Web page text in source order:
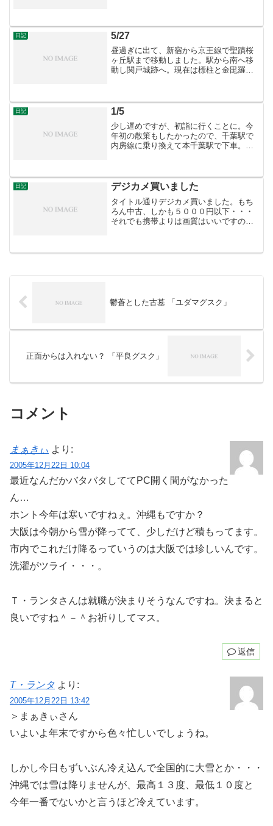
日記 5/27
昼過ぎに出て、新宿から京王線で聖蹟桜
ヶ丘駅まで移動しました。駅から南へ移
動し関戸城跡へ。現在は標柱と金毘羅宮
写真は金毘羅宮の南にあ...
日記 1/5
少し遅めですが、初詣に行くことに。今
年初の散策もしたかったので、千葉駅で
内房線に乗り換えて本千葉駅で下車。亥
が・・・その後は北へ1ｋｍほど歩いて千
葉神社で初詣してきました。
日記 デジカメ買いました
タイトル通りデジカメ買いました。もち
ろん中古、しかも５０００円以下・・・
それでも携帯よりは画質はいいですの
鬱蒼とした古墓 「ユダマグスク」
正面からは入れない？ 「平良グスク」
コメント
まぁきぃ より:
2005年12月22日 10:04
最近なんだかバタバタしててPC開く間がなかった
ん…
ホント今年は寒いですねぇ。沖縄もですか？
大阪は今朝から雪が降ってて、少しだけど積もってます。
市内でこれだけ降るっていうのは大阪では珍しいんです。
洗濯がツライ・・・。
Ｔ・ランタさんは就職が決まりそうなんですね。決まると
良いですね＾－＾お祈りしてマス。
返信
T・ランタ より:
2005年12月22日 13:42
＞まぁきぃさん
いよいよ年末ですから色々忙しいでしょうね。
しかし今日もずいぶん冷え込んで全国的に大雪とか・・・
沖縄では雪は降りませんが、最高１３度、最低１０度と
今年一番でないかと言うほど冷えています。